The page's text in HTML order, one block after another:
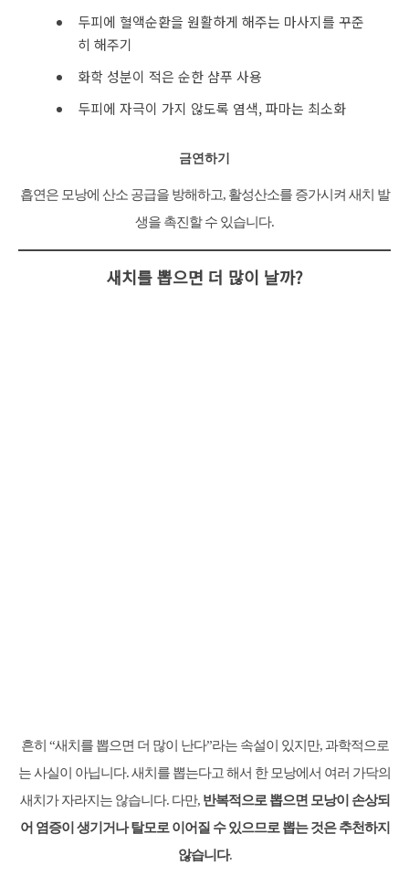
두피에 혈액순환을 원활하게 해주는 마사지를 꾸준
히 해주기
화학 성분이 적은 순한 샴푸 사용
두피에 자극이 가지 않도록 염색, 파마는 최소화
금연하기
흡연은 모낭에 산소 공급을 방해하고, 활성산소를 증가시켜 새치 발
생을 촉진할 수 있습니다.
새치를 뽑으면 더 많이 날까?
흔히 “새치를 뽑으면 더 많이 난다”라는 속설이 있지만, 과학적으로
는 사실이 아닙니다. 새치를 뽑는다고 해서 한 모낭에서 여러 가닥의
새치가 자라지는 않습니다. 다만, 반복적으로 뽑으면 모낭이 손상되
어 염증이 생기거나 탈모로 이어질 수 있으므로 뽑는 것은 추천하지
않습니다.